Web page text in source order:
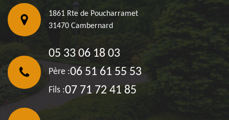
1861 Rte de Poucharramet
31470 Cambernard
05 33 06 18 03
Père :06 51 61 55 53
Fils :07 71 72 41 85